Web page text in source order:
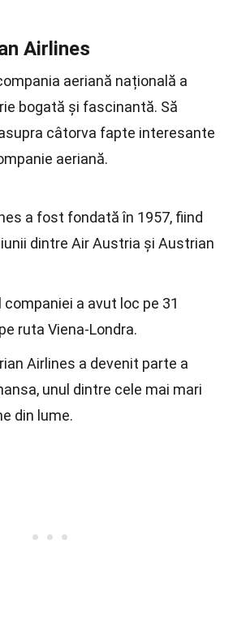
Airlines
aeriană națională a
bogată și fascinantă. Să
câtorva fapte interesante
aeriană.
a fost fondată în 1957, fiind
dintre Air Austria și Austrian
companiei a avut loc pe 31
ruta Viena-Londra.
Airlines a devenit parte a
unul dintre cele mai mari
din lume.